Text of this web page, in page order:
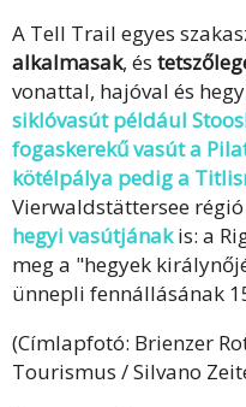
A Tell Trail egyes
alkalmasak, és
vonattal, hajóval és
siklóvasút például
fogaskerekű vasút a
kötélpálya pedig a
Vierwaldstättersee
hegyi vasútjánakis: a
meg a "hegyek
ünnepli fennállásának
(Címlapfotó: Brienzer
Tourismus / Silvano